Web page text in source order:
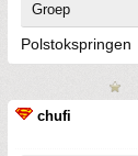
Groep
Polstokspringen
chufi